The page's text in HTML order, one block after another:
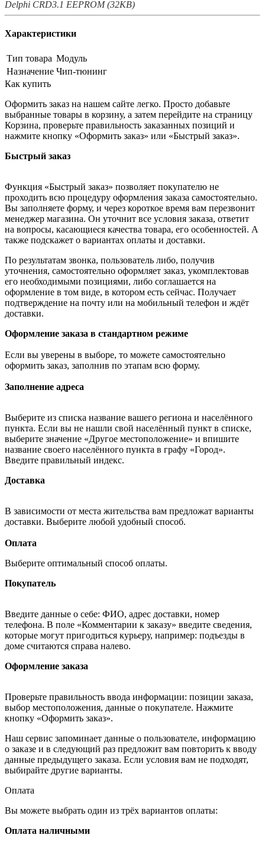
Delphi CRD3.1 EEPROM (32KB)
Характеристики
Тип товара Модуль
Назначение Чип-тюнинг
Как купить
Оформить заказ на нашем сайте легко. Просто добавьте
выбранные товары в корзину, а затем перейдите на страницу
Корзина, проверьте правильность заказанных позиций и
нажмите кнопку «Оформить заказ» или «Быстрый заказ».
Быстрый заказ
Функция «Быстрый заказ» позволяет покупателю не
проходить всю процедуру оформления заказа самостоятельно.
Вы заполняете форму, и через короткое время вам перезвонит
менеджер магазина. Он уточнит все условия заказа, ответит
на вопросы, касающиеся качества товара, его особенностей. А
также подскажет о вариантах оплаты и доставки.
По результатам звонка, пользователь либо, получив
уточнения, самостоятельно оформляет заказ, укомплектовав
его необходимыми позициями, либо соглашается на
оформление в том виде, в котором есть сейчас. Получает
подтверждение на почту или на мобильный телефон и ждёт
доставки.
Оформление заказа в стандартном режиме
Если вы уверены в выборе, то можете самостоятельно
оформить заказ, заполнив по этапам всю форму.
Заполнение адреса
Выберите из списка название вашего региона и населённого
пункта. Если вы не нашли свой населённый пункт в списке,
выберите значение «Другое местоположение» и впишите
название своего населённого пункта в графу «Город».
Введите правильный индекс.
Доставка
В зависимости от места жительства вам предложат варианты
доставки. Выберите любой удобный способ.
Оплата
Выберите оптимальный способ оплаты.
Покупатель
Введите данные о себе: ФИО, адрес доставки, номер
телефона. В поле «Комментарии к заказу» введите сведения,
которые могут пригодиться курьеру, например: подъезды в
доме считаются справа налево.
Оформление заказа
Проверьте правильность ввода информации: позиции заказа,
выбор местоположения, данные о покупателе. Нажмите
кнопку «Оформить заказ».
Наш сервис запоминает данные о пользователе, информацию
о заказе и в следующий раз предложит вам повторить к вводу
данные предыдущего заказа. Если условия вам не подходят,
выбирайте другие варианты.
Оплата
Вы можете выбрать один из трёх вариантов оплаты:
Оплата наличными